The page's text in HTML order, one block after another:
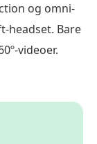
og omni-
headset. Bare
videoer.